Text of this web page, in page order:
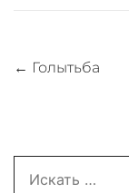
Навигация
← Голытьба